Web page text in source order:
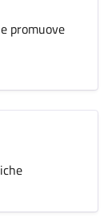
promuove